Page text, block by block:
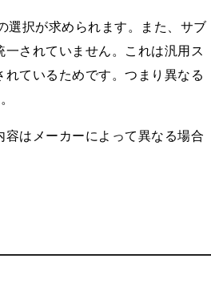
択が求められます。また、サブ
されていません。これは汎用ス
ているためです。つまり異なる
はメーカーによって異なる場合